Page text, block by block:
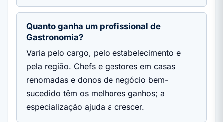
Quanto ganha um profissional de
Gastronomia?
Varia pelo cargo, pelo estabelecimento e
pela região. Chefs e gestores em casas
renomadas e donos de negócio bem-
sucedido têm os melhores ganhos; a
especialização ajuda a crescer.